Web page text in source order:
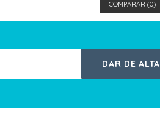
COMPARAR (0)
DAR DE ALTA